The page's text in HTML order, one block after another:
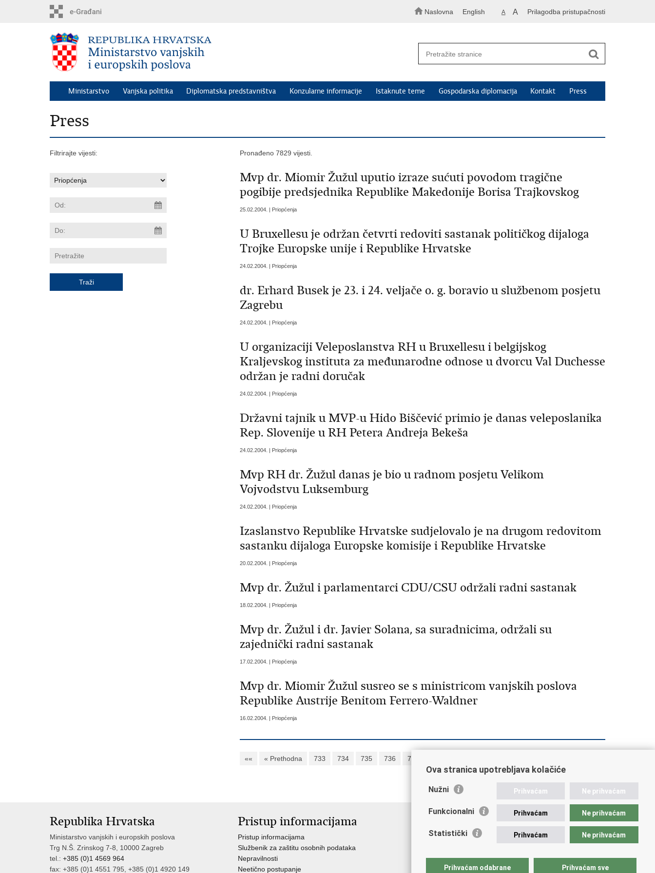
Naslovna English A A Prilagodba pristupačnosti
Ministarstvo Vanjska politika Diplomatska predstavništva Konzularne informacije Istaknute teme Gospodarska diplomacija Kontakt Press
Press
Filtrirajte vijesti: Pronađeno 7829 vijesti.
Mvp dr. Miomir Žužul uputio izraze sućuti povodom tragične
pogibije predsjednika Republike Makedonije Borisa Trajkovskog
25.02.2004. | Priopćenja
U Bruxellesu je održan četvrti redoviti sastanak političkog dijaloga
Trojke Europske unije i Republike Hrvatske
24.02.2004. | Priopćenja
dr. Erhard Busek je 23. i 24. veljače o. g. boravio u službenom posjetu
Zagrebu
24.02.2004. | Priopćenja
U organizaciji Veleposlanstva RH u Bruxellesu i belgijskog
Kraljevskog instituta za međunarodne odnose u dvorcu Val Duchesse
održan je radni doručak
24.02.2004. | Priopćenja
Državni tajnik u MVP-u Hido Biščević primio je danas veleposlanika
Rep. Slovenije u RH Petera Andreja Bekeša
24.02.2004. | Priopćenja
Mvp RH dr. Žužul danas je bio u radnom posjetu Velikom
Vojvodstvu Luksemburg
24.02.2004. | Priopćenja
Izaslanstvo Republike Hrvatske sudjelovalo je na drugom redovitom
sastanku dijaloga Europske komisije i Republike Hrvatske
20.02.2004. | Priopćenja
Mvp dr. Žužul i parlamentarci CDU/CSU održali radni sastanak
18.02.2004. | Priopćenja
Mvp dr. Žužul i dr. Javier Solana, sa suradnicima, održali su
zajednički radni sastanak
17.02.2004. | Priopćenja
Mvp dr. Miomir Žužul susreo se s ministricom vanjskih poslova
Republike Austrije Benitom Ferrero-Waldner
16.02.2004. | Priopćenja
«« « Prethodna 733 734 735 736 737
Republika Hrvatska
Ministarstvo vanjskih i europskih poslova
Trg N.Š. Zrinskog 7-8, 10000 Zagreb
tel.: +385 (0)1 4569 964
fax: +385 (0)1 4551 795, +385 (0)1 4920 149
Pristup informacijama
Pristup informacijama
Službenik za zaštitu osobnih podataka
Nepravilnosti
Neetično postupanje
Javna nabava u MVEP-u
Nadzor rada i unutarnja revizija službe vanjskih poslova
Pučki pravobranitelj
Ova stranica upotrebljava kolačiće
Nužni Prihvaćam Ne prihvaćam
Funkcionalni Prihvaćam Ne prihvaćam
Statistički Prihvaćam Ne prihvaćam
Prihvaćam odabrane Prihvaćam sve